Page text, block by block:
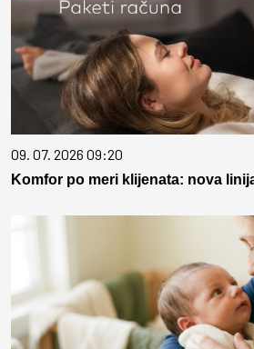
09. 07. 2026 09:20
Komfor po meri klijenata: nova